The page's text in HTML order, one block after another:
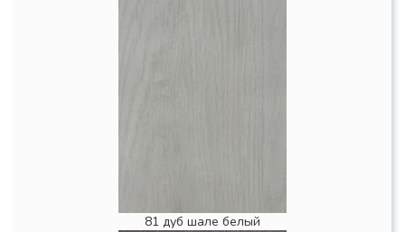
81 дуб шале белый